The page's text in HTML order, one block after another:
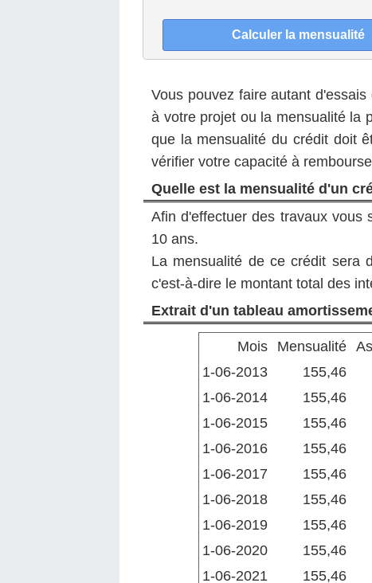
Vous pouvez faire autant
à votre projet ou la mensualité la
que la mensualité du crédit doit
vérifier votre capacité à
Quelle est la mensualité d'un
Afin d'effectuer des travaux vous
10 ans.
La mensualité de ce crédit sera
c'est-à-dire le montant total des
Extrait d'un tableau
Mois Mensualité
1-06-2013
155,46
1-06-2014
155,46
1-06-2015
155,46
1-06-2016
155,46
1-06-2017
155,46
1-06-2018
155,46
1-06-2019
155,46
1-06-2020
155,46
1-06-2021
155,46